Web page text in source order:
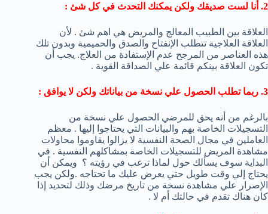
2. أنا لست صديقك ولكن يمكنك التحدث في كل شئ :
العلاقة بين الطبيب المعالج والمريض هي اهم شئ . لأن
العلاقة العلاجية تتطلب الإنفتاح والصدق والحميمية وبدون تلك
هذه العناصر من المرجح عدم الإستفادة من العلاج. يجب أن
تكون العلاقة بينكم قائمة علي الصداقة القوية .
3. ربما تطلب الحصول علي نسخة من بياناتك ولكن لا يوافق :
بالرغم من أنه يحق للمرضي الحصول علي نسخة من
التسجيلات الخاصة بهم والبيانات التي يحتاجوا إليها . معظم
العاملين في مجال الصحة النفسية لا يزالوا يقاوموا محاولات
مشاهدة المريض للتسجيلات الخاصة بمشاكلهم النفسية . في
البداية سوف يسألك حول لماذا ترغب في رؤيته ؟ ويمكن أن
يحتاج إلي وقت طويل حتي يعرض عليك ما تحتاجه .ولكن يجب
الإصرار علي مشاهدة نسخة من تاريخ مرضك وذلك لتحديد إذا
كان هناك تقدم في حالتك أم لا .